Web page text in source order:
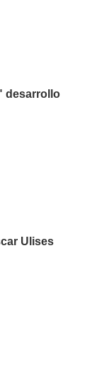
desarrollo
Ulises